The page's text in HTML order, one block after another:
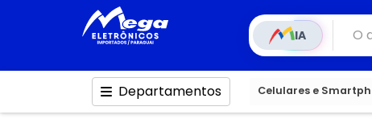
IA
Departamentos Celulares e